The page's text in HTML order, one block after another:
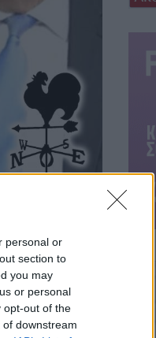
personal or
section to
you may
or personal
opt-out of the
downstream
Ο Ανεμοδείκτης (16/4)